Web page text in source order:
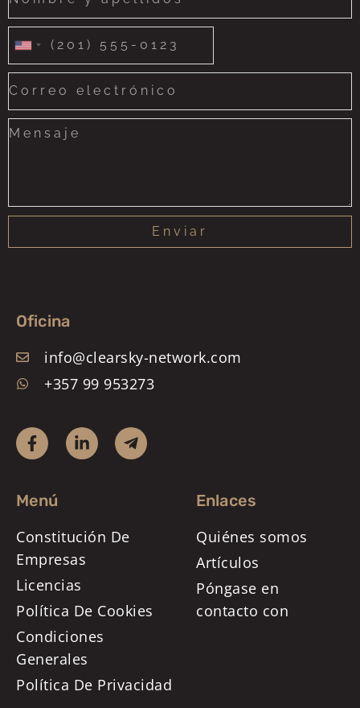
United
States
+1
Enviar
Oficina
info@clearsky-network.com
+357 99 953273
Menú
Constitución De
Empresas
Licencias
Política De Cookies
Condiciones
Generales
Política De Privacidad
Enlaces
Quiénes somos
Artículos
Póngase en
contacto con